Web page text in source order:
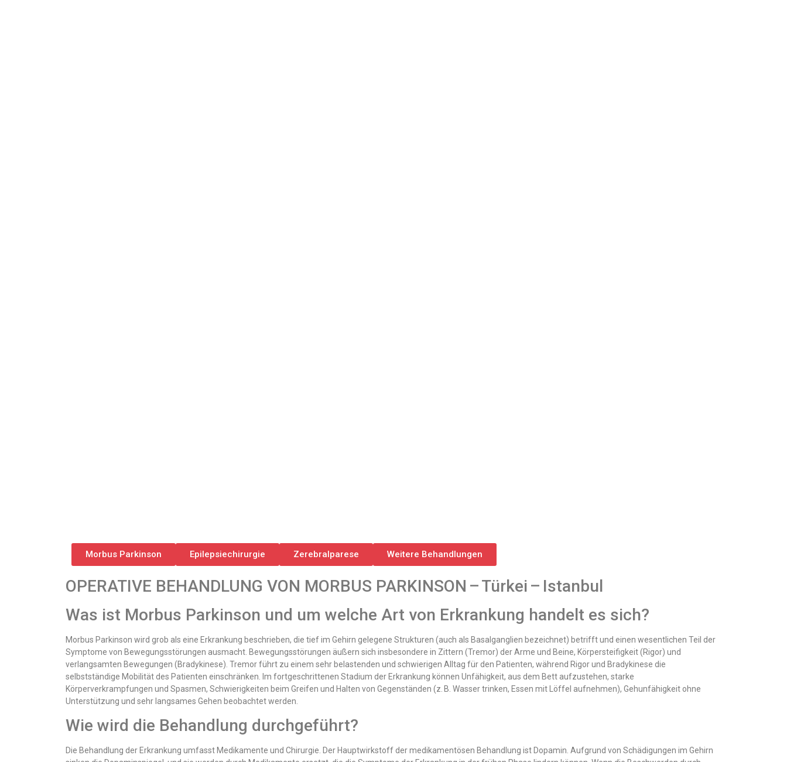
Morbus Parkinson Epilepsiechirurgie Zerebralparese Weitere Behandlungen
OPERATIVE BEHANDLUNG VON MORBUS PARKINSON – Türkei – Istanbul
Was ist Morbus Parkinson und um welche Art von Erkrankung handelt es sich?
Morbus Parkinson wird grob als eine Erkrankung beschrieben, die tief im Gehirn gelegene Strukturen (auch als Basalganglien bezeichnet) betrifft und einen wesentlichen Teil der
Symptome von Bewegungsstörungen ausmacht. Bewegungsstörungen äußern sich insbesondere in Zittern (Tremor) der Arme und Beine, Körpersteifigkeit (Rigor) und
verlangsamten Bewegungen (Bradykinese). Tremor führt zu einem sehr belastenden und schwierigen Alltag für den Patienten, während Rigor und Bradykinese die
selbstständige Mobilität des Patienten einschränken. Im fortgeschrittenen Stadium der Erkrankung können Unfähigkeit, aus dem Bett aufzustehen, starke
Körperverkrampfungen und Spasmen, Schwierigkeiten beim Greifen und Halten von Gegenständen (z. B. Wasser trinken, Essen mit Löffel aufnehmen), Gehunfähigkeit ohne
Unterstützung und sehr langsames Gehen beobachtet werden.
Wie wird die Behandlung durchgeführt?
Die Behandlung der Erkrankung umfasst Medikamente und Chirurgie. Der Hauptwirkstoff der medikamentösen Behandlung ist Dopamin. Aufgrund von Schädigungen im Gehirn